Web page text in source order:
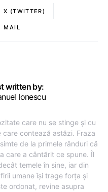
X (TWITTER)
MAIL
written by:
Ionescu
care nu se stinge și cu
contează astăzi. Fraza
de la primele rânduri că
care a cântărit ce spune. Îl
temele în sine, iar din
umane își trage forța și
ordonat, revine asupra